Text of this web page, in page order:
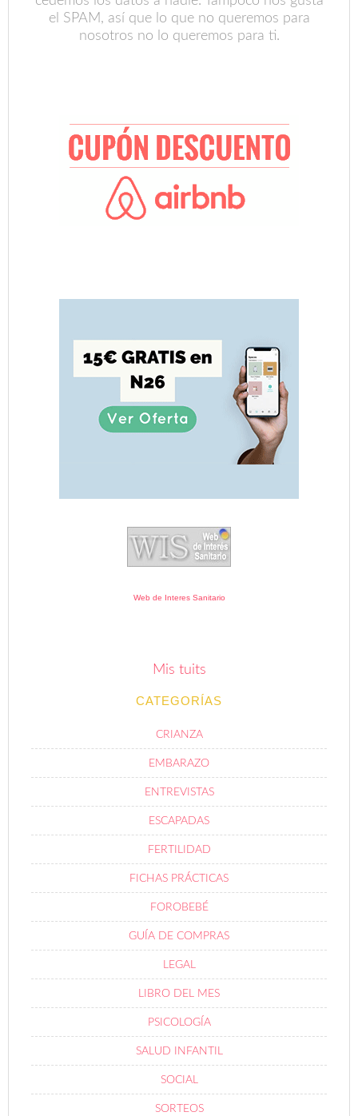
el SPAM, así que lo que no queremos para
nosotros no lo queremos para ti.
Web de Interes Sanitario
Mis tuits
CATEGORÍAS
CRIANZA
EMBARAZO
ENTREVISTAS
ESCAPADAS
FERTILIDAD
FICHAS PRÁCTICAS
FOROBEBÉ
GUÍA DE COMPRAS
LEGAL
LIBRO DEL MES
PSICOLOGÍA
SALUD INFANTIL
SOCIAL
SORTEOS